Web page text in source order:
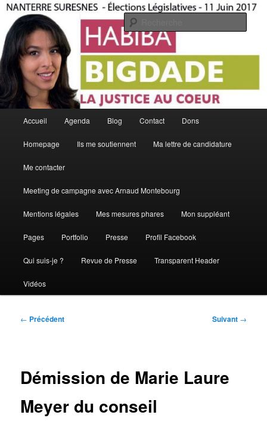
Aller
contenu
principalHabiba Bigdade
La Justice Au Coeur
principal
Accueil Agenda Blog Contact Dons
Homepage Ils me soutiennent Ma lettre de candidature
Me contacter
Meeting de campagne avec Arnaud Montebourg
Mentions légales Mes mesures phares Mon suppléant
Pages Portfolio Presse Profil Facebook
Qui suis-je ? Revue de Presse Transparent Header
Vidéos
Navigation
← Précédent Suivant →
Démission de Marie Laure
Meyer du conseil